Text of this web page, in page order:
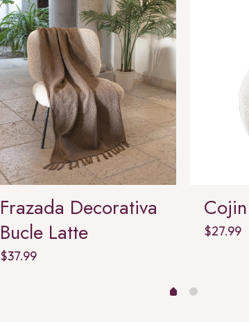
Frazada Decorativa
Bucle Latte
$37.99
$27.99